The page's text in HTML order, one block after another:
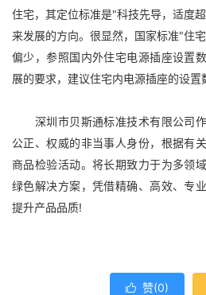
住宅，其定位标准是"科技先导，适度
来发展的方向。很显然，国家标准"住
偏少，参照国内外住宅电源插座设置
展的要求，建议住宅内电源插座的设置
深圳市贝斯通标准技术有限公司
公正、权威的非当事人身份，根据有
商品检验活动。将长期致力于为多领
绿色解决方案，凭借精确、高效、专
提升产品品质!
 赞(0)